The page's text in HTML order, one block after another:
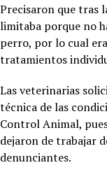
Precisaron que tras
limitaba porque no
perro, por lo cual
tratamientos
Las veterinarias
técnica de las
Control Animal,
dejaron de trabajar
denunciantes.